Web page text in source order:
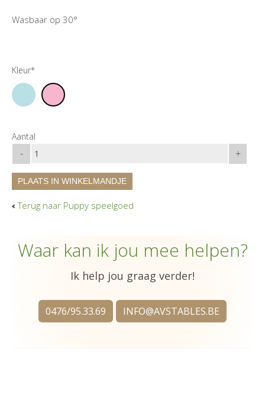
Wasbaar op 30°
Kleur*
Aantal
- +
PLAATS IN WINKELMANDJE
Terug naar Puppy speelgoed
Waar kan ik jou mee helpen?
Ik help jou graag verder!
0476/95.33.69 INFO@AVSTABLES.BE